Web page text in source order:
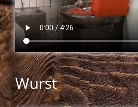
Wurst